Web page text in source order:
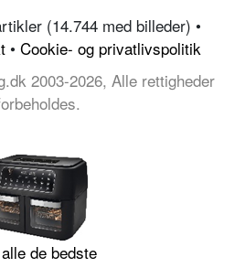
(14.744 med billeder) •
• Cookie- og privatlivspolitik
2003-2026, Alle rettigheder
de bedste